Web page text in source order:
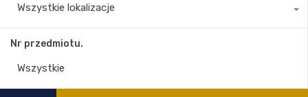
Wszystkie lokalizacje
Nr przedmiotu.